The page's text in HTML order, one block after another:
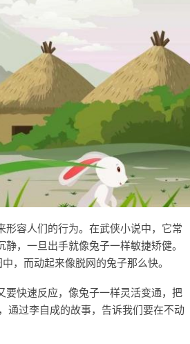
容人们的行为。在武侠小说中，它常
，一旦出手就像兔子一样敏捷矫健。
，而动起来像脱网的兔子那么快。
快速反应，像兔子一样灵活变通，把
通过李自成的故事，告诉我们要在不动